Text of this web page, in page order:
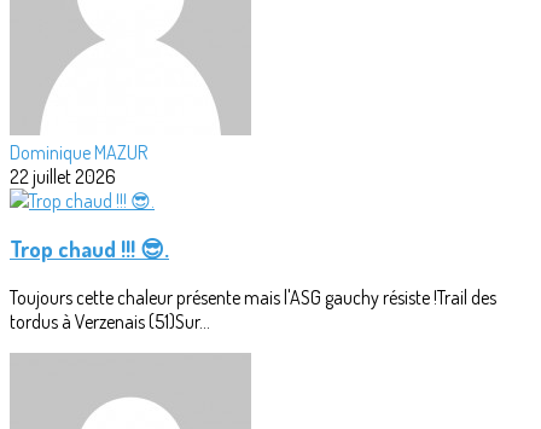
Dominique MAZUR
22 juillet 2026
Trop chaud !!! 😎.
Toujours cette chaleur présente mais l'ASG gauchy résiste !Trail des
tordus à Verzenais (51)Sur...